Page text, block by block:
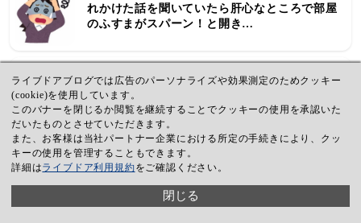
れかけた話を聞いていたら肝心なところで部屋
のふすまがスパーン！と開き…
りなそうなのに買うのｗ計算して買いなよ」Ａ
「私が全部払わなきゃいけないわけ？シェアす
るんだから割り勘でしょ」
姑と義兄嫁がうざいよぉ。義兄嫁が第二子出産
時に連絡をくれず「私が許可するまで会いに来
発。私に愚痴るのやめてほしい
ライブドアブログでは広告のパーソナライズや効果測定のためクッキー
(cookie)を使用しています。
このバナーを閉じるか閲覧を継続することでクッキーの使用を承認いた
だいたものとさせていただきます。
また、お客様は当社パートナー企業における所定の手続きにより、クッ
キーの使用を管理することもできます。
詳細はライブドア利用規約をご確認ください。
閉じる